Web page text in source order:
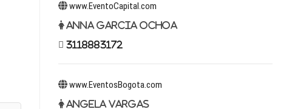
www.EventoCapital.com
Anna Garcia Ochoa
3118883172
www.EventosBogota.com
Angela Vargas